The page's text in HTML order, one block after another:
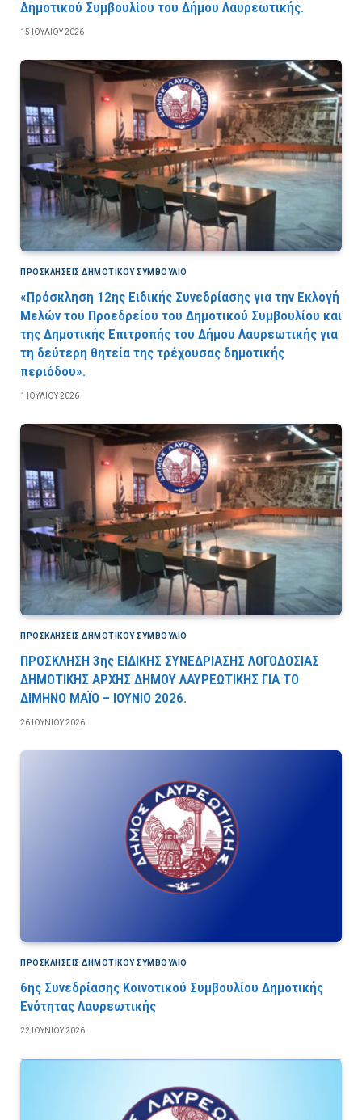
Δημοτικού Συμβουλίου του Δήμου Λαυρεωτικής.
15 ΙΟΥΛΊΟΥ 2026
ΠΡΟΣΚΛΉΣΕΙΣ ΔΗΜΟΤΙΚΟΎ ΣΥΜΒΟΎΛΙΟ
«Πρόσκληση 12ης Ειδικής Συνεδρίασης για την Εκλογή
Μελών του Προεδρείου του Δημοτικού Συμβουλίου και
της Δημοτικής Επιτροπής του Δήμου Λαυρεωτικής για
τη δεύτερη θητεία της τρέχουσας δημοτικής
περιόδου».
1 ΙΟΥΛΊΟΥ 2026
ΠΡΟΣΚΛΉΣΕΙΣ ΔΗΜΟΤΙΚΟΎ ΣΥΜΒΟΎΛΙΟ
ΠΡΟΣΚΛΗΣΗ 3ης ΕΙΔΙΚΗΣ ΣΥΝΕΔΡΙΑΣΗΣ ΛΟΓΟΔΟΣΙΑΣ
ΔΗΜΟΤΙΚΗΣ ΑΡΧΗΣ ΔΗΜΟΥ ΛΑΥΡΕΩΤΙΚΗΣ ΓΙΑ ΤΟ
ΔΙΜΗΝΟ ΜΑΪΟ – ΙΟΥΝΙΟ 2026.
26 ΙΟΥΝΊΟΥ 2026
ΠΡΟΣΚΛΉΣΕΙΣ ΔΗΜΟΤΙΚΟΎ ΣΥΜΒΟΎΛΙΟ
6ης Συνεδρίασης Κοινοτικού Συμβουλίου Δημοτικής
Ενότητας Λαυρεωτικής
22 ΙΟΥΝΊΟΥ 2026